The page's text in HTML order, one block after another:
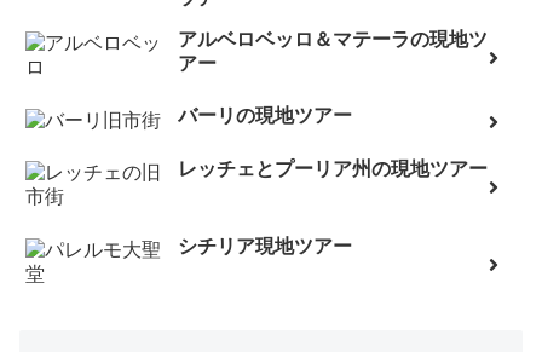
アルベロベッロ＆マテーラの現地ツ
アー
バーリの現地ツアー
レッチェとプーリア州の現地ツアー
シチリア現地ツアー